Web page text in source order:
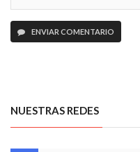
ENVIAR COMENTARIO
NUESTRAS REDES